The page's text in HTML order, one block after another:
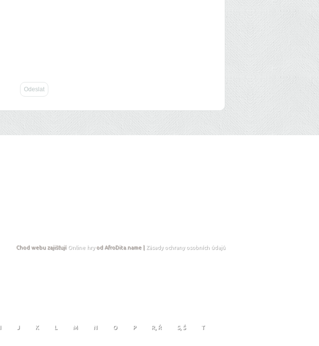
Chod webu zajišťují Online hryod AfroDita.name | Zásady ochrany osobních údajů
I J K L M N O P R, Ř S, Š T